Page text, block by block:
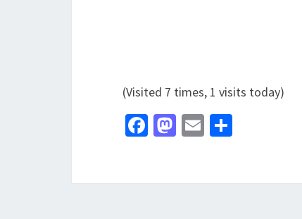
(Visited 7 times, 1 visits today)
Fa M E